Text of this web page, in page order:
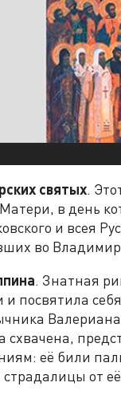
святых.
в день
и всея
во
. Знатная
посвятила
её били
от